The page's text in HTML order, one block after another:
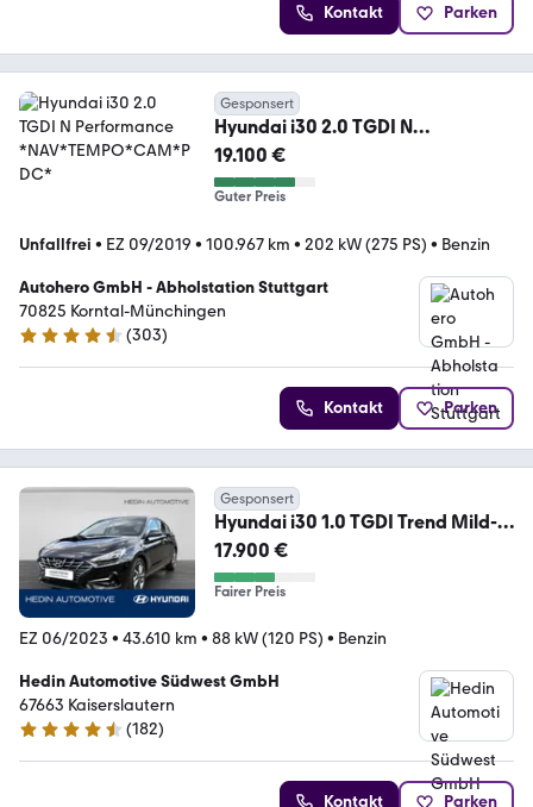
Kontakt Parken
Gesponsert
Hyundai i30 2.0 TGDI N
Performance
*NAV*TEMPO*CAM*PDC*
19.100 €
Guter Preis
Unfallfrei • EZ 09/2019 • 100.967 km • 202 kW (275 PS) • Benzin
Autohero GmbH - Abholstation Stuttgart
70825 Korntal-Münchingen
4.4 Sterne
(303)
Kontakt Parken
Gesponsert
Hyundai i30 1.0 TGDI Trend Mild-
Hybrid SHZ|TEMP|KAM|KEYL
17.900 €
Fairer Preis
EZ 06/2023 • 43.610 km • 88 kW (120 PS) • Benzin
Hedin Automotive Südwest GmbH
67663 Kaiserslautern
4.7 Sterne
(182)
Kontakt Parken